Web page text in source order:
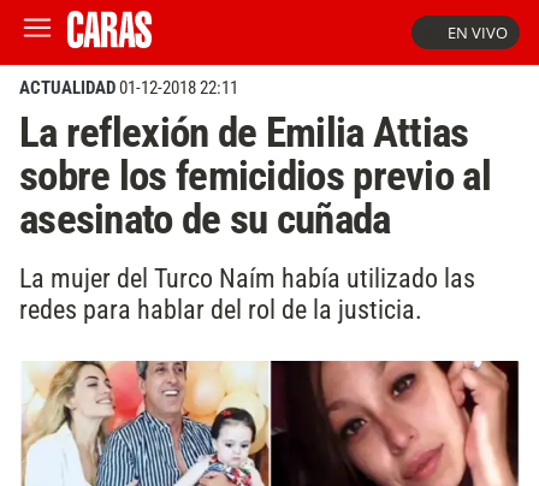
EN VIVO
ACTUALIDAD01-12-2018 22:11
La reflexión de Emilia Attias
sobre los femicidios previo al
asesinato de su cuñada
La mujer del Turco Naím había utilizado las
redes para hablar del rol de la justicia.